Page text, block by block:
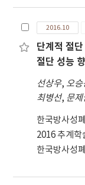
2016.10
단계적 절
절단 성능
선상우, 오승
최병선, 문제
한국방사성
2016 추계학
한국방사성